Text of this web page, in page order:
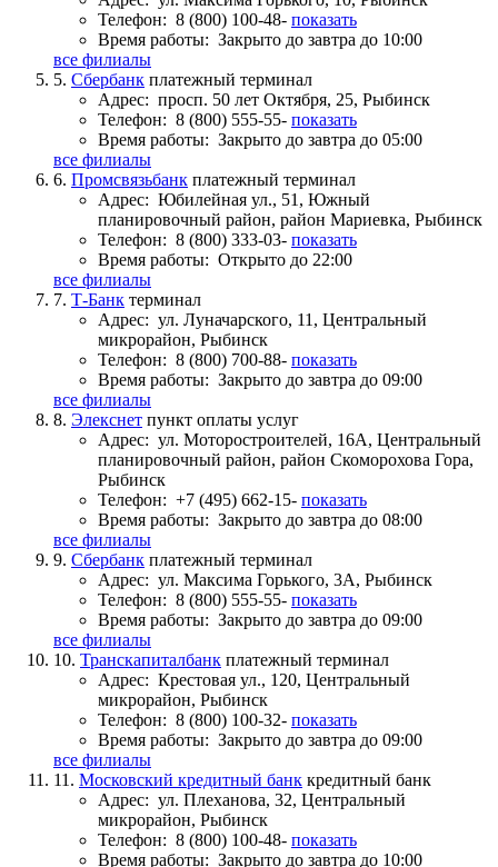
Телефон: 8 (800) 100-48- показать
Время работы: Закрыто до завтра до 10:00
все филиалы
5. Сбербанк платежный терминал
Адрес: просп. 50 лет Октября, 25, Рыбинск
Телефон: 8 (800) 555-55- показать
Время работы: Закрыто до завтра до 05:00
все филиалы
6. Промсвязьбанк платежный терминал
Адрес: Юбилейная ул., 51, Южный
планировочный район, район Мариевка, Рыбинск
Телефон: 8 (800) 333-03- показать
Время работы: Открыто до 22:00
все филиалы
7. Т-Банк терминал
Адрес: ул. Луначарского, 11, Центральный
микрорайон, Рыбинск
Телефон: 8 (800) 700-88- показать
Время работы: Закрыто до завтра до 09:00
все филиалы
8. Элекснет пункт оплаты услуг
Адрес: ул. Моторостроителей, 16А, Центральный
планировочный район, район Скоморохова Гора,
Рыбинск
Телефон: +7 (495) 662-15- показать
Время работы: Закрыто до завтра до 08:00
все филиалы
9. Сбербанк платежный терминал
Адрес: ул. Максима Горького, 3А, Рыбинск
Телефон: 8 (800) 555-55- показать
Время работы: Закрыто до завтра до 09:00
все филиалы
10. Транскапиталбанк платежный терминал
Адрес: Крестовая ул., 120, Центральный
микрорайон, Рыбинск
Телефон: 8 (800) 100-32- показать
Время работы: Закрыто до завтра до 09:00
все филиалы
11. Московский кредитный банк кредитный банк
Адрес: ул. Плеханова, 32, Центральный
микрорайон, Рыбинск
Телефон: 8 (800) 100-48- показать
Время работы: Закрыто до завтра до 10:00